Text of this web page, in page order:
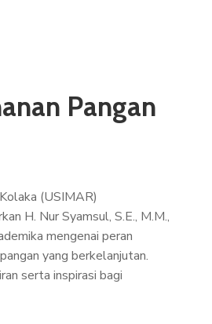
Pangan
(USIMAR)
H. Nur Syamsul, S.E., M.M.,
mengenai peran
yang berkelanjutan.
serta inspirasi bagi